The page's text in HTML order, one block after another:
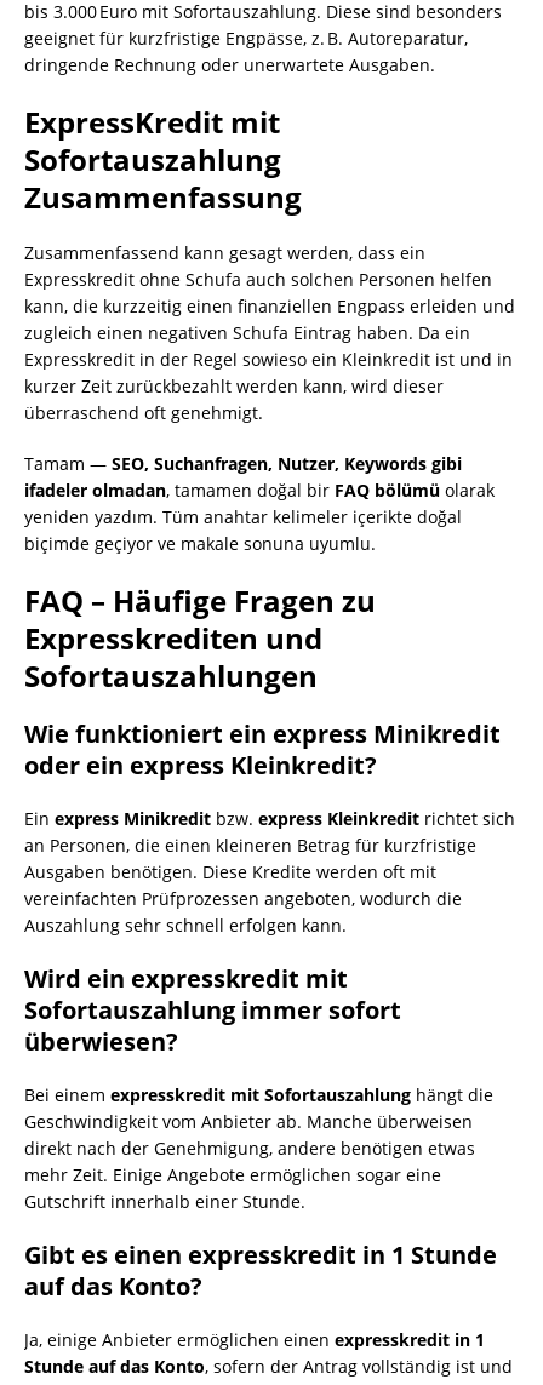
bis 3.000 Euro mit Sofortauszahlung. Diese sind besonders
geeignet für kurzfristige Engpässe, z. B. Autoreparatur,
dringende Rechnung oder unerwartete Ausgaben.
ExpressKredit mit
Sofortauszahlung
Zusammenfassung
Zusammenfassend kann gesagt werden, dass ein
Expresskredit ohne Schufa auch solchen Personen helfen
kann, die kurzzeitig einen finanziellen Engpass erleiden und
zugleich einen negativen Schufa Eintrag haben. Da ein
Expresskredit in der Regel sowieso ein Kleinkredit ist und in
kurzer Zeit zurückbezahlt werden kann, wird dieser
überraschend oft genehmigt.
Tamam — SEO, Suchanfragen, Nutzer, Keywords gibi
ifadeler olmadan, tamamen doğal bir FAQ bölümü olarak
yeniden yazdım. Tüm anahtar kelimeler içerikte doğal
biçimde geçiyor ve makale sonuna uyumlu.
FAQ – Häufige Fragen zu
Expresskrediten und
Sofortauszahlungen
Wie funktioniert ein express Minikredit
oder ein express Kleinkredit?
Ein express Minikredit bzw. express Kleinkredit richtet sich
an Personen, die einen kleineren Betrag für kurzfristige
Ausgaben benötigen. Diese Kredite werden oft mit
vereinfachten Prüfprozessen angeboten, wodurch die
Auszahlung sehr schnell erfolgen kann.
Wird ein expresskredit mit
Sofortauszahlung immer sofort
überwiesen?
Bei einem expresskredit mit Sofortauszahlung hängt die
Geschwindigkeit vom Anbieter ab. Manche überweisen
direkt nach der Genehmigung, andere benötigen etwas
mehr Zeit. Einige Angebote ermöglichen sogar eine
Gutschrift innerhalb einer Stunde.
Gibt es einen expresskredit in 1 Stunde
auf das Konto?
Ja, einige Anbieter ermöglichen einen expresskredit in 1
Stunde auf das Konto, sofern der Antrag vollständig ist und